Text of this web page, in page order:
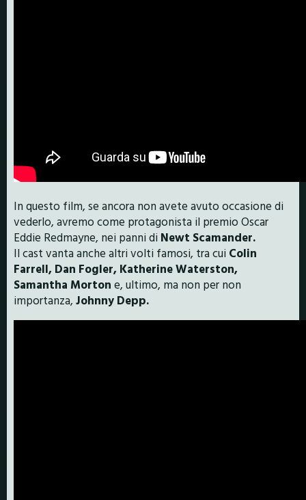
In questo film, se ancora non avete avuto occasione di
vederlo, avremo come protagonista il premio Oscar
Eddie Redmayne, nei panni di Newt Scamander.
Il cast vanta anche altri volti famosi, tra cui Colin
Farrell, Dan Fogler, Katherine Waterston,
Samantha Morton e, ultimo, ma non per non
importanza, Johnny Depp.